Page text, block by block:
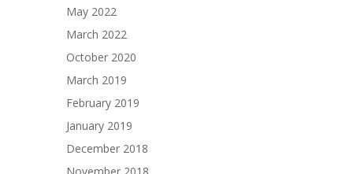
May 2022
March 2022
October 2020
March 2019
February 2019
January 2019
December 2018